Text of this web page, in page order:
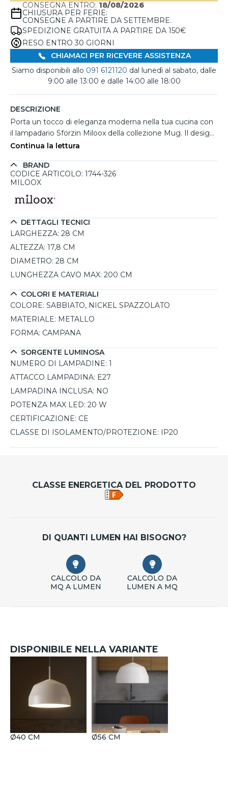
CONSEGNA ENTRO: 18/08/2026
CHIUSURA PER FERIE:
CONSEGNE A PARTIRE DA SETTEMBRE.
SPEDIZIONE GRATUITA A PARTIRE DA 150€
RESO ENTRO 30 GIORNI
CHIAMACI PER RICEVERE ASSISTENZA
Siamo disponibili allo 091 6121120 dal lunedì al sabato, dalle
9:00 alle 13:00 e dalle 14:00 alle 18:00
DESCRIZIONE
Porta un tocco di eleganza moderna nella tua cucina con
il lampadario Sforzin Miloox della collezione Mug. Il design
delicato e sofisticato si esprime attraverso un paralume in
sabbia. Con un diametro di 28 cm, questo lampadario
pendente è l'ideale per illuminare spazi come isole,
accogliente e raffinato. Il diffusore, combinato con un
lampadina più adatta alle tue necessità, mentre
l'installazione è facilitata dal rosone in nichel spazzolato,
che si fissa saldamente al soffitto. Grazie al cavo
regolabile, puoi personalizzare l'altezza del lampadario in
praticità alla tua cucina.
Continua la lettura
BRAND
CODICE ARTICOLO: 1744-326
MILOOX
DETTAGLI TECNICI
LARGHEZZA: 28 CM
ALTEZZA: 17,8 CM
DIAMETRO: 28 CM
LUNGHEZZA CAVO MAX: 200 CM
COLORI E MATERIALI
COLORE: SABBIATO, NICKEL SPAZZOLATO
MATERIALE: METALLO
FORMA: CAMPANA
SORGENTE LUMINOSA
NUMERO DI LAMPADINE: 1
ATTACCO LAMPADINA: E27
LAMPADINA INCLUSA: NO
POTENZA MAX LED: 20 W
CERTIFICAZIONE: CE
CLASSE DI ISOLAMENTO/PROTEZIONE: IP20
CLASSE ENERGETICA DEL PRODOTTO
DI QUANTI LUMEN HAI BISOGNO?
CALCOLO DA
MQ A LUMEN
CALCOLO DA
LUMEN A MQ
DISPONIBILE NELLA VARIANTE
Ø40 CM Ø56 CM